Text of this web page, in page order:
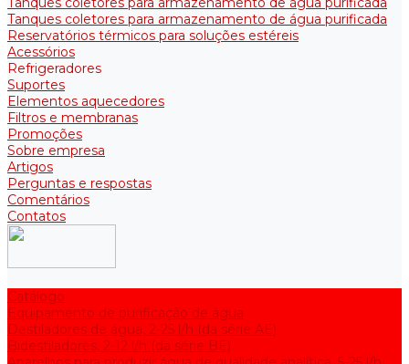
Tanques coletores para armazenamento de água purificada
Reservatórios térmicos para soluções estéreis
Acessórios
Refrigeradores
Suportes
Elementos aquecedores
Filtros e membranas
Promoções
Sobre empresa
Artigos
Perguntas e respostas
Comentários
Contatos
Catálogo
Equipamento de purificação de água
Destiladores de água, 2-25 l/h (da série АE)
Bidestiladores, 2-12 l/h (da série BE)